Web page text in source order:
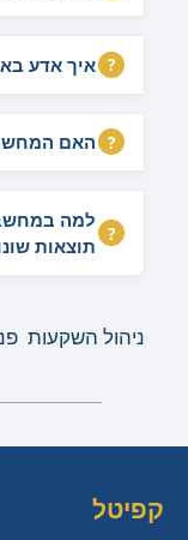
איך אדע
האם המחשבון
למה
תוצאות
ניהול השקעות
קפיטל